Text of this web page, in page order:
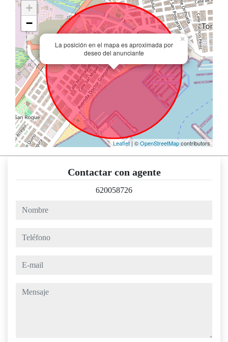
La posición en el mapa es aproximada por
deseo del anunciante
×
+
−
Leaflet| ©OpenStreetMapcontributors
Contactar con agente
620058726
nombre
teléfono
e-mail
mensaje